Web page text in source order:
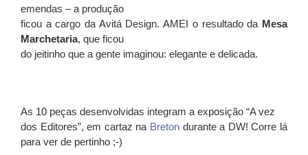
emendas – a produção
ficou a cargo da Avitá Design. AMEI o resultado da Mesa
Marchetaria, que ficou
do jeitinho que a gente imaginou: elegante e delicada.
As 10 peças desenvolvidas integram a exposição “A vez
dos Editores”, em cartaz na Breton durante a DW! Corre lá
para ver de pertinho ;-)